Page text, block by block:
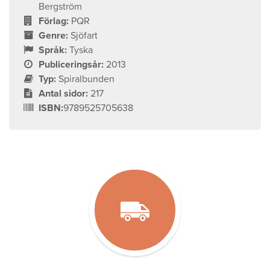
Bergström
Förlag: PQR
Genre: Sjöfart
Språk: Tyska
Publiceringsår: 2013
Typ: Spiralbunden
Antal sidor: 217
ISBN:9789525705638